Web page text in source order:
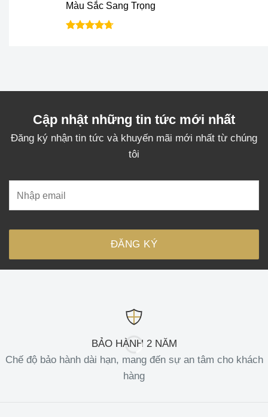
Màu Sắc Sang Trọng
Cập nhật những tin tức mới nhất
Đăng ký nhận tin tức và khuyến mãi mới nhất từ chúng
tôi
BẢO HÀNH 2 NĂM
Chế độ bảo hành dài hạn, mang đến sự an tâm cho khách
hàng